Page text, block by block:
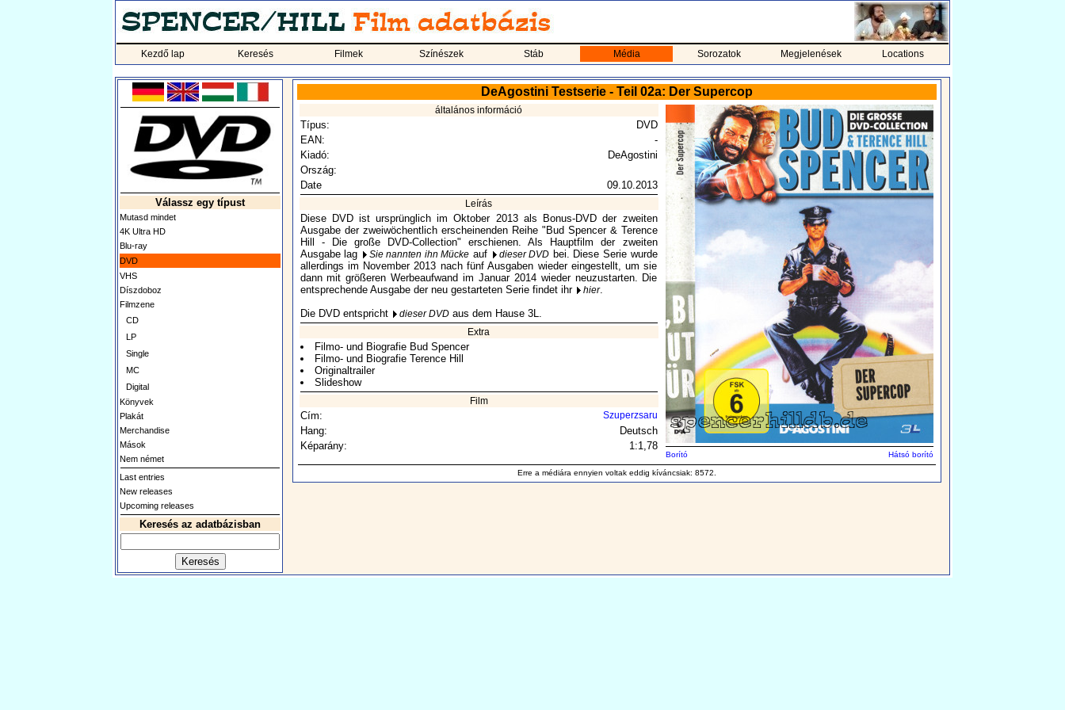
Kezdő lap Keresés Filmek Színészek Stáb Média Sorozatok Megjelenések Locations
Válassz egy típust
Mutasd mindet
4K Ultra HD
Blu-ray
DVD
VHS
Díszdoboz
Filmzene
CD
LP
Single
MC
Digital
Könyvek
Plakát
Merchandise
Mások
Nem német
Last entries
New releases
Upcoming releases
Keresés az adatbázisban
DeAgostini Testserie - Teil 02a: Der Supercop
általános információ
Típus:
DVD
EAN:
-
Kiadó:
DeAgostini
Ország:
Date
09.10.2013
Leírás
Diese DVD ist ursprünglich im Oktober 2013 als Bonus-DVD der zweiten
Ausgabe der zweiwöchentlich erscheinenden Reihe "Bud Spencer & Terence
Hill - Die große DVD-Collection" erschienen. Als Hauptfilm der zweiten
Ausgabe lag
Sie nannten ihn Mücke auf dieser DVD bei. Diese Serie wurde
allerdings im November 2013 nach fünf Ausgaben wieder eingestellt, um sie
dann mit größeren Werbeaufwand im Januar 2014 wieder neuzustarten. Die
entsprechende Ausgabe der neu gestarteten Serie findet ihr
hier.
Die DVD entspricht
dieser DVDaus dem Hause 3L.
Extra
Filmo- und Biografie Bud Spencer
Filmo- und Biografie Terence Hill
Originaltrailer
Slideshow
Film
Cím: Szuperzsaru
Hang:
Deutsch
Képarány:
1:1,78
Borító Hátsó borító
Erre a médiára ennyien voltak eddig kíváncsiak: 8572.